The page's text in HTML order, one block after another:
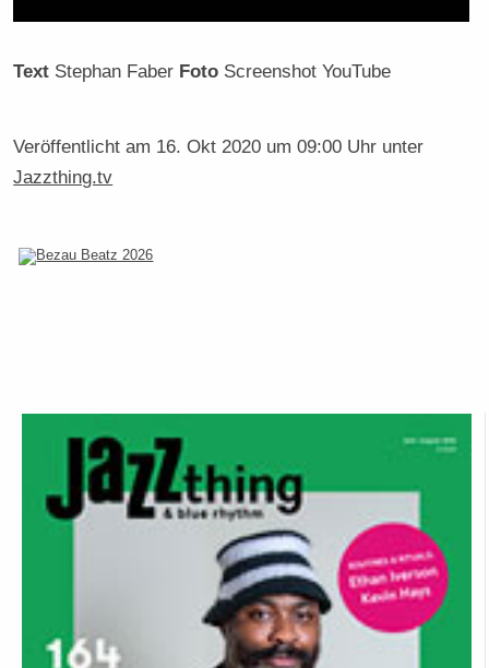
Text Stephan Faber Foto Screenshot YouTube
Veröffentlicht am 16. Okt 2020 um 09:00 Uhr unter
Jazzthing.tv